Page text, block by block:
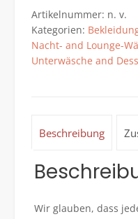
Keine
Spur
Push
Up
Plus
Komfort
BH,Schwarz,80H
Artikelnummer: n. v.
Kategorien:
Nacht- and Lounge-
Unterwäsche and
Beschreibung
Wir glauben, dass